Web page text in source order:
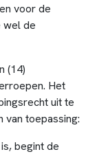
voor de
wel de
(14)
Het
uit te
van toepassing:
begint de